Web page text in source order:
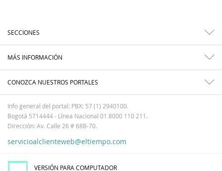
SECCIONES
MÁS INFORMACIÓN
CONOZCA NUESTROS PORTALES
Info general del portal: PBX: 57 (1) 2940100.
Bogotá 5714444 - Línea Nacional 01 8000 110 211.
Dirección: Av. Calle 26 # 68B-70.
servicioalclienteweb@eltiempo.com
VERSIÓN PARA COMPUTADOR